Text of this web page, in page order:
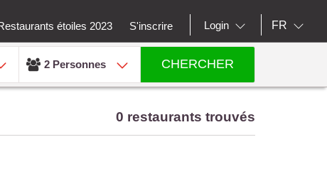
étoiles 2023 S'inscrire Login FR
2 Personnes CHERCHER
0 restaurants trouvés